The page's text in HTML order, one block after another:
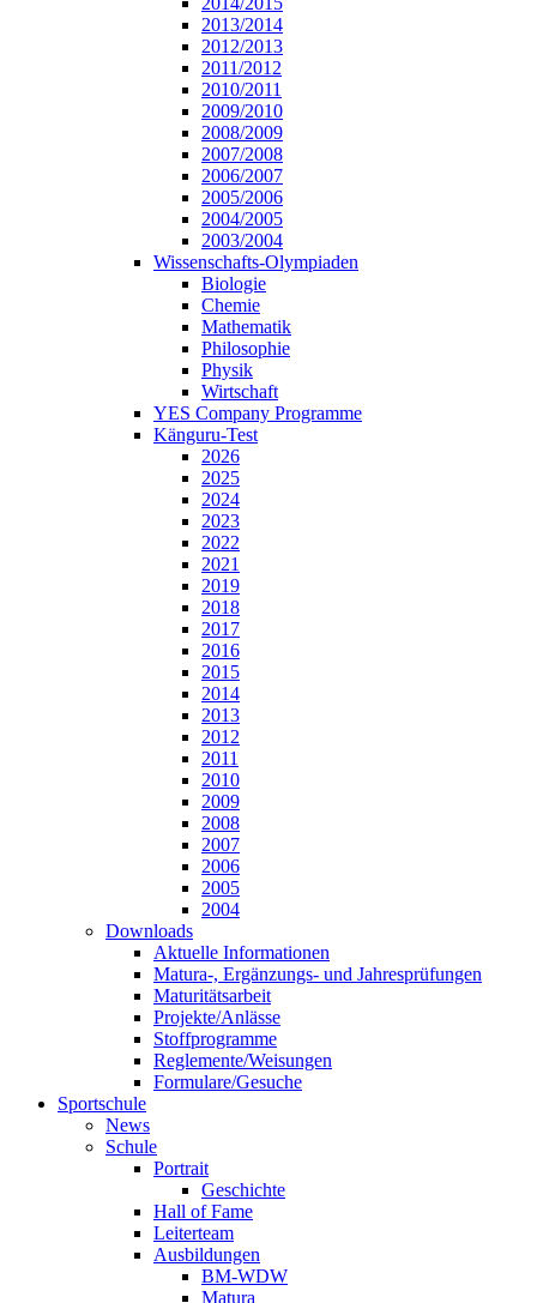
2013/2014
2012/2013
2011/2012
2010/2011
2009/2010
2008/2009
2007/2008
2006/2007
2005/2006
2004/2005
2003/2004
Wissenschafts-Olympiaden
Biologie
Chemie
Mathematik
Philosophie
Physik
Wirtschaft
YES Company Programme
Känguru-Test
2026
2025
2024
2023
2022
2021
2019
2018
2017
2016
2015
2014
2013
2012
2011
2010
2009
2008
2007
2006
2005
2004
Downloads
Aktuelle Informationen
Matura-, Ergänzungs- und Jahresprüfungen
Maturitätsarbeit
Projekte/Anlässe
Stoffprogramme
Reglemente/Weisungen
Formulare/Gesuche
Sportschule
News
Schule
Portrait
Geschichte
Hall of Fame
Leiterteam
Ausbildungen
BM-WDW
Matura